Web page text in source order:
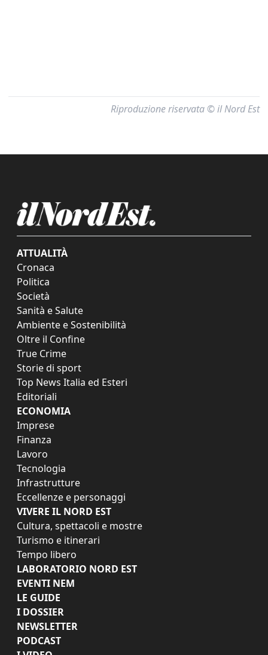
Riproduzione riservata © il Nord Est
ATTUALITÀ
Cronaca
Politica
Società
Sanità e Salute
Ambiente e Sostenibilità
Oltre il Confine
True Crime
Storie di sport
Top News Italia ed Esteri
Editoriali
ECONOMIA
Imprese
Finanza
Lavoro
Tecnologia
Infrastrutture
Eccellenze e personaggi
VIVERE IL NORD EST
Cultura, spettacoli e mostre
Turismo e itinerari
Tempo libero
LABORATORIO NORD EST
EVENTI NEM
LE GUIDE
I DOSSIER
NEWSLETTER
PODCAST